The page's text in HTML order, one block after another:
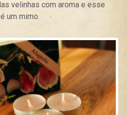
velinhas com aroma e esse
um mimo.